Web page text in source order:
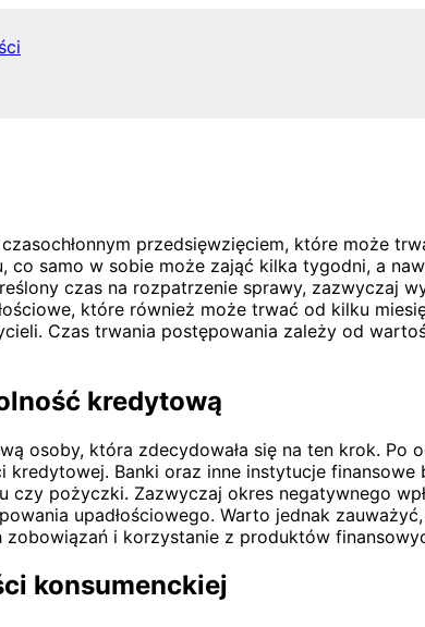
przedsięwzięciem, które może
samo w sobie może zająć kilka tygodni, a
czas na rozpatrzenie sprawy, zazwyczaj
które również może trwać od kilku
Czas trwania postępowania zależy od
kredytową
osoby, która zdecydowała się na ten krok. Po
Banki oraz inne instytucje
pożyczki. Zazwyczaj okres negatywnego
upadłościowego. Warto jednak
i korzystanie z produktów
konsumenckiej